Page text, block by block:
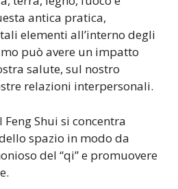
antica pratica,
elementi all’interno degli
può avere un impatto
salute, sul nostro
relazioni interpersonali.
Shui si concentra
spazio in modo da
del “qi” e promuovere